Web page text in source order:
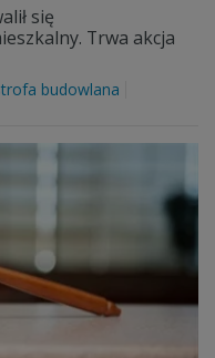
się
Trwa akcja
budowlana